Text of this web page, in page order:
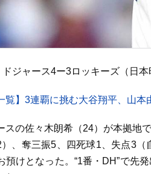
ジャース4ー3ロッキーズ（日本
覧】3連覇に挑む大谷翔平、山
スの佐々木朗希（24）が本拠地
、奪三振5、四死球1、失点3
預けとなった。“1番・DH”で先